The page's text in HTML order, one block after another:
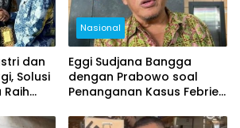
dan
Solusi
Nasional
Eggi Sudjana Bangga
dengan Prabowo soal
Penanganan Kasus Febrie